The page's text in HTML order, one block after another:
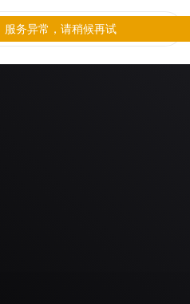
服务异常，请稍候再试